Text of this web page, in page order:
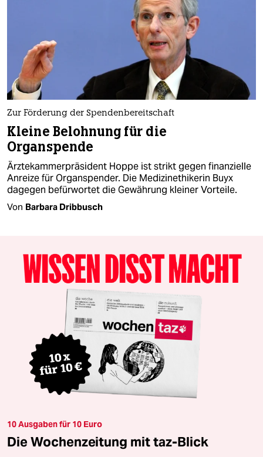
Zur Förderung der Spendenbereitschaft
Kleine Belohnung für die
Organspende
Ärztekammerpräsident Hoppe ist strikt gegen finanzielle
Anreize für Organspender. Die Medizinethikerin Buyx
dagegen befürwortet die Gewährung kleiner Vorteile.
Von Barbara Dribbusch
10 Ausgaben für 10 Euro
Die Wochenzeitung mit taz-Blick